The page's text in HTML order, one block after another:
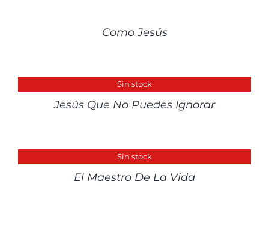
Como Jesús
Sin stock
Jesús Que No Puedes Ignorar
Sin stock
El Maestro De La Vida